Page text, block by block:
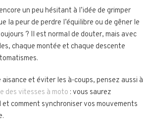
un peu hésitant à l’idée de grimper
la peur de perdre l’équilibre ou de gêner le
? Il est normal de douter, mais avec
chaque montée et chaque descente
et éviter les à-coups, pensez aussi à
des vitesses à moto : vous saurez
comment synchroniser vos mouvements